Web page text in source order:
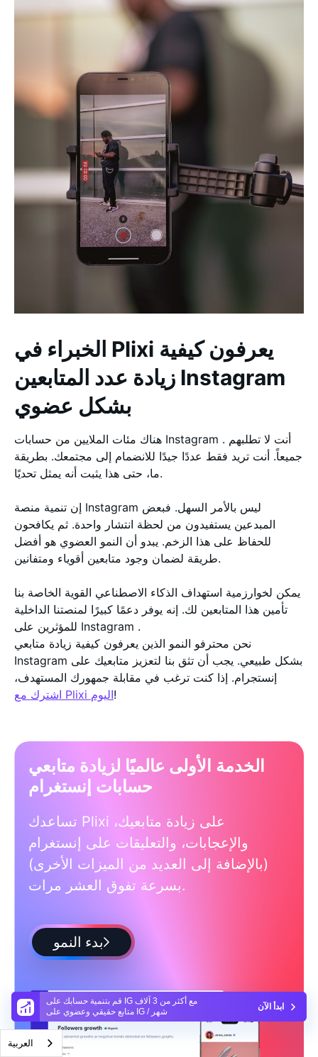
قم بتنمية حسابك على IG مع أكثر من 3 آلاف
متابع حقيقي وعضوي على IG / شهر
ابدأ الآن
الخبراء في Plixi يعرفون كيفية
زيادة عدد المتابعين Instagram
هناك مئات الملايين من حسابات Instagram . أنت لا تطلبهم
جميعاً. أنت تريد فقط عددًا جيدًا للانضمام إلى مجتمعك. بطريقة
ما، حتى هذا يثبت أنه يمثل تحديًا.
إن تنمية منصة Instagram ليس بالأمر السهل. فبعض
المبدعين يستفيدون من لحظة انتشار واحدة. ثم يكافحون
للحفاظ على هذا الزخم. يبدو أن النمو العضوي هو أفضل
طريقة لضمان وجود متابعين أقوياء ومتفانين.
يمكن لخوارزمية استهداف الذكاء الاصطناعي القوية الخاصة بنا
تأمين هذا المتابعين لك. إنه يوفر دعمًا كبيرًا لمنصتنا الداخلية
للمؤثرين على Instagram .
نحن محترفو النمو الذين يعرفون كيفية زيادة متابعي
Instagram بشكل طبيعي. يجب أن تثق بنا لتعزيز متابعيك على
إنستجرام. إذا كنت ترغب في مقابلة جمهورك المستهدف،
اشترك مع Plixi اليوم!
الخدمة الأولى عالميًا لزيادة متابعي
حسابات إنستغرام
تساعدك Plixi على زيادة متابعيك،
والإعجابات، والتعليقات على إنستغرام
(بالإضافة إلى العديد من الميزات الأخرى)
بسرعة تفوق العشر مرات.
بدء النمو
العربية‏